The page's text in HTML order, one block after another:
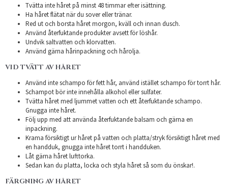
Tvätta inte håret på minst 48 timmar efter isättning.
Ha håret flätat när du sover eller tränar.
Red ut och borsta håret morgon, kväll och innan dusch.
Använd återfuktande produkter avsett för löshår.
Undvik saltvatten och klorvatten.
Använd gärna hårinpackning och hårolja.
VID TVÄTT AV HÅRET
Använd inte schampo för fett hår, använd istället schampo för torrt hår.
Schampot bör inte innehålla alkohol eller sulfater.
Tvätta håret med ljummet vatten och ett återfuktande schampo.
Gnugga inte håret.
Följ upp med att använda återfuktande balsam och gärna en
inpackning.
Krama försiktigt ur håret på vatten och platta/stryk försiktigt håret med
en handduk, gnugga inte håret torrt i handduken.
Låt gärna håret lufttorka.
Sedan kan du platta, locka och styla håret så som du önskar!.
FÄRGNING AV HÅRET